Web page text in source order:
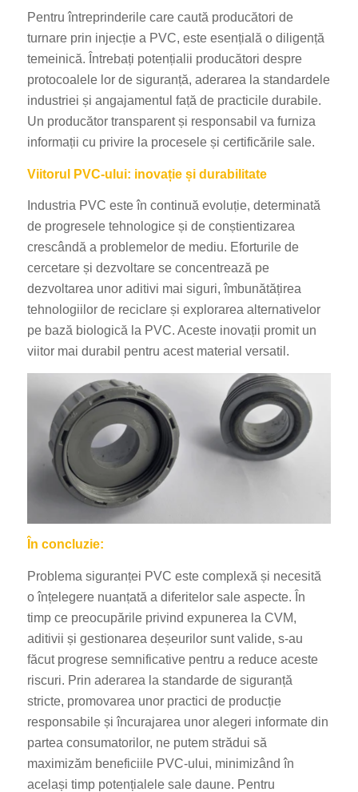
Pentru întreprinderile care caută producători de
turnare prin injecție a PVC, este esențială o diligență
temeinică. Întrebați potențialii producători despre
protocoalele lor de siguranță, aderarea la standardele
industriei și angajamentul față de practicile durabile.
Un producător transparent și responsabil va furniza
informații cu privire la procesele și certificările sale.
Viitorul PVC-ului: inovație și durabilitate
Industria PVC este în continuă evoluție, determinată
de progresele tehnologice și de conștientizarea
crescândă a problemelor de mediu. Eforturile de
cercetare și dezvoltare se concentrează pe
dezvoltarea unor aditivi mai siguri, îmbunătățirea
tehnologiilor de reciclare și explorarea alternativelor
pe bază biologică la PVC. Aceste inovații promit un
viitor mai durabil pentru acest material versatil.
În concluzie:
Problema siguranței PVC este complexă și necesită
o înțelegere nuanțată a diferitelor sale aspecte. În
timp ce preocupările privind expunerea la CVM,
aditivii și gestionarea deșeurilor sunt valide, s-au
făcut progrese semnificative pentru a reduce aceste
riscuri. Prin aderarea la standarde de siguranță
stricte, promovarea unor practici de producție
responsabile și încurajarea unor alegeri informate din
partea consumatorilor, ne putem strădui să
maximizăm beneficiile PVC-ului, minimizând în
același timp potențialele sale daune. Pentru